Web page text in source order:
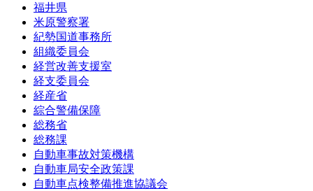
福井県
米原警察署
紀勢国道事務所
組織委員会
経営改善支援室
経支委員会
経産省
綜合警備保障
総務省
総務課
自動車事故対策機構
自動車局安全政策課
自動車点検整備推進協議会